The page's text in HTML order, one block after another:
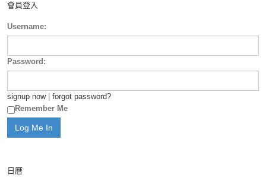
會員登入
Username:
Password:
signup now| forgot password?
Remember Me
日曆